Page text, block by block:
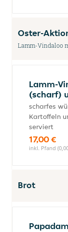
Oster-
Lamm-Vindaloo
Lamm-
(scharf)
scharfes
Kartoffeln
serviert
17,00 €
inkl. Pfand
Brot
Papadam